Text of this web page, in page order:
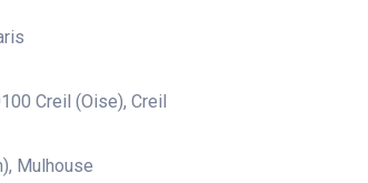
Creil (Oise), Creil
Mulhouse